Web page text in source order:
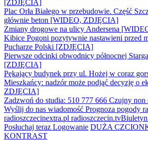
[ZDJĘCIA]
Plac Orła Białego w przebudowie. Część
głównie beton [WIDEO, ZDJĘCIA]
Zmiany drogowe na ulicy Andersena
Kibice Pogoni pozytywnie nastawieni przed
Pucharze Polski [ZDJĘCIA]
Pierwsze odcinki obwodnicy północnej
[ZDJĘCIA]
Pękający budynek przy ul. Hożej w coraz
Mieszkańcy: nadzór może podjąć decyzję o
ZDJĘCIA]
Zadzwoń do studia: 510 777 666 Czujny non
Wyślij do nas wiadomość Prognoza pogody
radioszczecinextra.pl radioszczecin.tv
Posłuchaj teraz Logowanie DUŻA
KONTRAST